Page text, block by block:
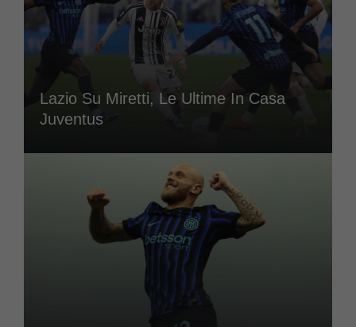
Lazio Su Miretti, Le Ultime In Casa
Juventus